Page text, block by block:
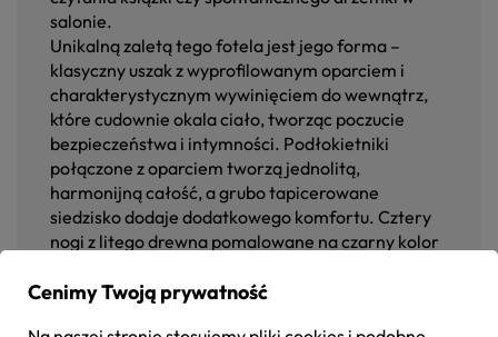
salonie.
Unikalną zaletą tego fotela jest jego forma –
klasyczny uszak z wyprofilowanym oparciem i
charakterystycznym wywinięciem do wewnątrz,
które cudownie okala ciało, tworząc poczucie
bezpieczeństwa i intymności. Podłokietniki
połączone z oparciem tworzą jednolitą,
harmonijną całość, a grubo tapicerowane
siedzisko dodaje dodatkowego komfortu. Cztery
nogi z litego drewna pomalowane na czarny kolor
jednocześnie podkreślają nowoczesny charakter
Cenimy Twoją prywatność